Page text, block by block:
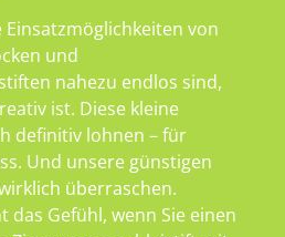
Einsatzmöglichkeiten von
und
nahezu endlos sind,
ist. Diese kleine
definitiv lohnen – für
Und unsere günstigen
überraschen.
das Gefühl, wenn Sie einen